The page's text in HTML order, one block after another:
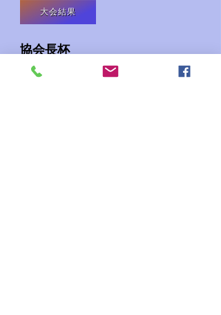
大会結果
​協会長杯
大会要項